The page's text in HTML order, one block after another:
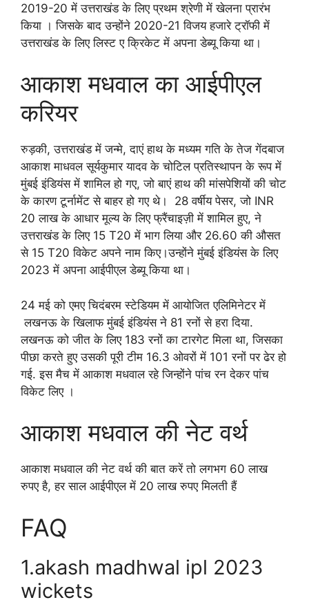
2019-20 में उत्तराखंड के लिए प्रथम श्रेणी में खेलना प्रारंभ
किया । जिसके बाद उन्होंने 2020-21 विजय हजारे ट्रॉफी में
उत्तराखंड के लिए लिस्ट ए क्रिकेट में अपना डेब्यू किया था।
आकाश मधवाल का आईपीएल
करियर
रुड़की, उत्तराखंड में जन्मे, दाएं हाथ के मध्यम गति के तेज गेंदबाज
आकाश माधवल सूर्यकुमार यादव के चोटिल प्रतिस्थापन के रूप में
मुंबई इंडियंस में शामिल हो गए, जो बाएं हाथ की मांसपेशियों की चोट
के कारण टूर्नामेंट से बाहर हो गए थे। 28 वर्षीय पेसर, जो INR
20 लाख के आधार मूल्य के लिए फ्रैंचाइज़ी में शामिल हुए, ने
उत्तराखंड के लिए 15 T20 में भाग लिया और 26.60 की औसत
से 15 T20 विकेट अपने नाम किए।उन्होंने मुंबई इंडियंस के लिए
2023 में अपना आईपीएल डेब्यू किया था।
24 मई को एमए चिदंबरम स्टेडियम में आयोजित एलिमिनेटर में
लखनऊ के खिलाफ मुंबई इंडियंस ने 81 रनों से हरा दिया.
लखनऊ को जीत के लिए 183 रनों का टारगेट मिला था, जिसका
पीछा करते हुए उसकी पूरी टीम 16.3 ओवरों में 101 रनों पर ढेर हो
गई. इस मैच में आकाश मधवाल रहे जिन्होंने पांच रन देकर पांच
विकेट लिए ।
आकाश मधवाल की नेट वर्थ
आकाश मधवाल की नेट वर्थ की बात करें तो लगभग 60 लाख
रुपए है, हर साल आईपीएल में 20 लाख रुपए मिलती हैं
FAQ
1.akash madhwal ipl 2023
wickets